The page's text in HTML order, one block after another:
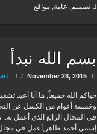
تصميم, عامة, مواقع
بسم الله نبدأ
/
حياكم الله جميعاً, ها أنا أعيد
وخمسة أعوام من الكسل عن
في المجال الرائع الذي أعمل